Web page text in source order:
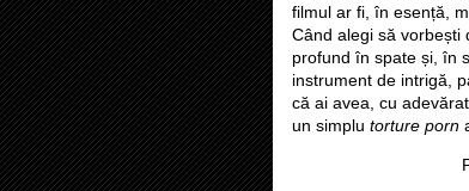
filmul ar fi, în esență,
Când alegi să vorbești
profund în spate și, în
instrument de intrigă,
că ai avea, cu
un simplu torture porn